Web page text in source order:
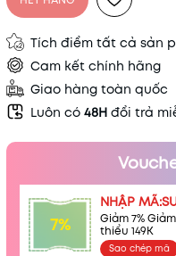
Tích điểm tất cả sản
Cam kết chính hãng
Giao hàng toàn quốc
Luôn có 48H đổi trả
7%
NHẬP
Giảm 7%
thiểu 149K
Sao chép mã